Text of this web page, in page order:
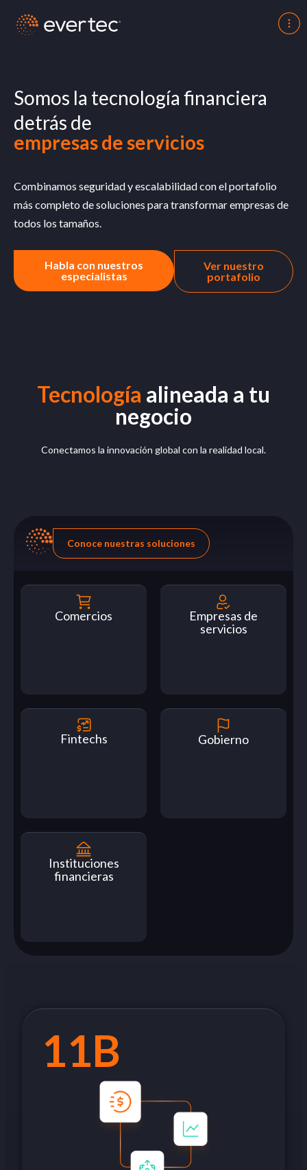
Somos la tecnología financiera
detrás de
comercios
empresas de servicios
aseguradoras
gobiernos
Combinamos seguridadyescalabilidadconelportafolio
más completo de soluciones para transformar empresas de
todos los tamaños.
Habla con nuestros
especialistas
Ver nuestro
portafolio
Tecnología alineada a tu
negocio
Conectamos la innovación global con la realidad local.
Conoce nuestras soluciones
Comercios
Empresas de
servicios
Fintechs Gobierno
Instituciones
financieras
11B